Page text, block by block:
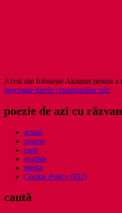
Acest site folosește Akismet pentru a
procesate datele comentariilor tale.
poezie de azi cu
actual
poeme
carte
english
media
Cookie Policy (EU)
caută